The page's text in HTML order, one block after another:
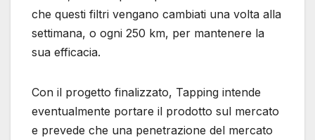
che questi filtri vengano cambiati una volta alla
settimana, o ogni 250 km, per mantenere la
sua efficacia.
Con il progetto finalizzato, Tapping intende
eventualmente portare il prodotto sul mercato
e prevede che una penetrazione del mercato